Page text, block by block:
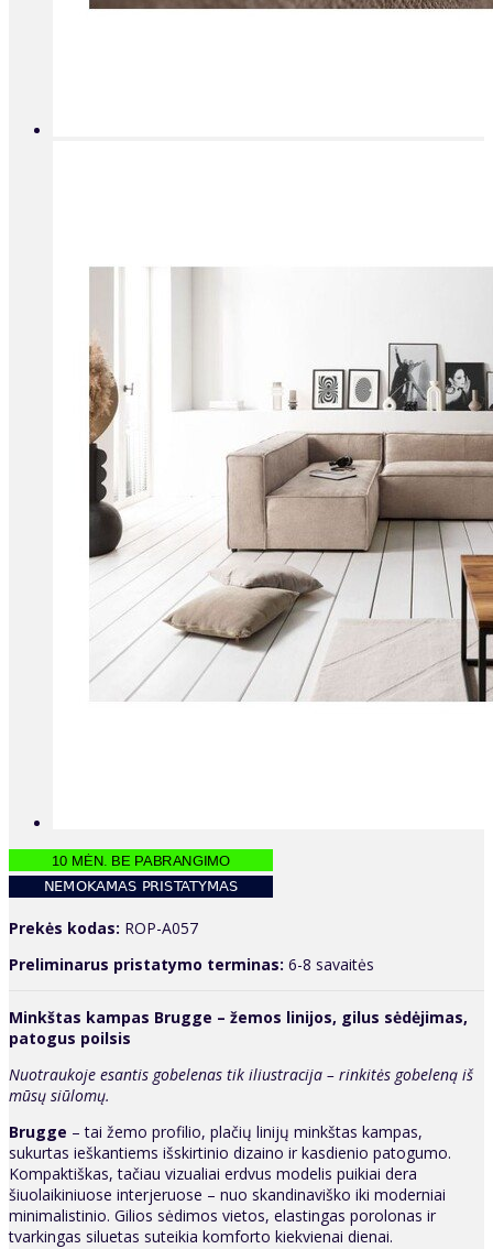
Prekės kodas: ROP-A057
Preliminarus pristatymo terminas: 6-8 savaitės
Minkštas kampas Brugge – žemos linijos, gilus sėdėjimas,
patogus poilsis
Nuotraukoje esantis gobelenas tik iliustracija – rinkitės gobeleną iš
mūsų siūlomų.
Brugge – tai žemo profilio, plačių linijų minkštas kampas,
sukurtas ieškantiems išskirtinio dizaino ir kasdienio patogumo.
Kompaktiškas, tačiau vizualiai erdvus modelis puikiai dera
šiuolaikiniuose interjeruose – nuo skandinaviško iki moderniai
minimalistinio. Gilios sėdimos vietos, elastingas porolonas ir
tvarkingas siluetas suteikia komforto kiekvienai dienai.